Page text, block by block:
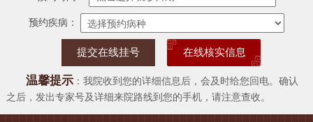
预约疾病：
在线核实信息
温馨提示：我院收到您的详细信息后，会及时给您回电。确认
之后，发出专家号及详细来院路线到您的手机，请注意查收。